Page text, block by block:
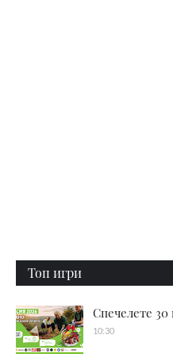
Топ игри
Спечелете
10:30